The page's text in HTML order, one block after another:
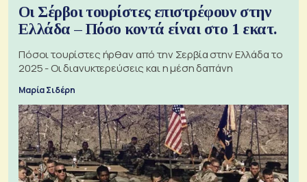
Οι Σέρβοι τουρίστες επιστρέφουν στην
Ελλάδα – Πόσο κοντά είναι στο 1 εκατ.
Πόσοι τουρίστες ήρθαν από την Σερβία στην Ελλάδα το
2025 - Οι διανυκτερεύσεις και η μέση δαπάνη
Μαρία Σιδέρη